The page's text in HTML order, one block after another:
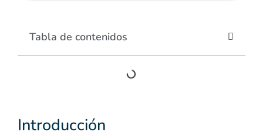
Introducción
Tabla de contenidos